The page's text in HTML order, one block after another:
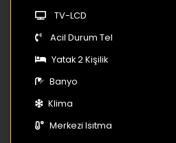
TV-LCD
Acil Durum Tel
Yatak 2 Kişilik
Banyo
Klima
Merkezi Isıtma